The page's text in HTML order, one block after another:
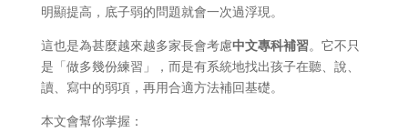
明顯提高，底子弱的問題就會一次過浮現。
這也是為甚麼越來越多家長會考慮中文專科補習。它不只
是「做多幾份練習」，而是有系統地找出孩子在聽、說、
讀、寫中的弱項，再用合適方法補回基礎。
本文會幫你掌握：